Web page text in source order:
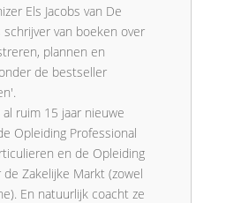
Els Jacobs van De
van boeken over
plannen en
de bestseller
ruim 15 jaar nieuwe
Opleiding Professional
en de Opleiding
Zakelijke Markt (zowel
En natuurlijk coacht ze